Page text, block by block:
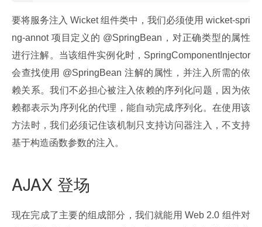
要将服务注入 Wicket 组件类中，我们必须使用 wicket-spri
ng-annot 项目定义的 @SpringBean，对正确类型的属性
进行注解。当该组件实例化时，SpringComponentInjector
会查找使用 @SpringBean 注解的属性，并注入所需的依
赖关系。我们不必担心被注入依赖的序列化问题，因为依
赖都表示为序列化的代理，能自动完成序列化。在使用该
方法时，我们必须记住该机制只支持访问器注入，不支持
基于构造函数参数的注入。
AJAX 登场
现在完成了主要的组成部分，我们就能用 Web 2.0 组件对